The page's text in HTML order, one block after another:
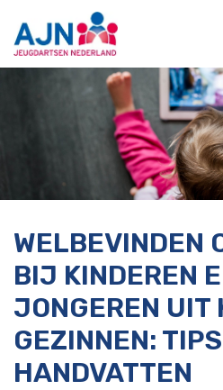
WELBEVINDEN
BIJ KINDEREN
JONGEREN UIT
GEZINNEN:
HANDVATTEN